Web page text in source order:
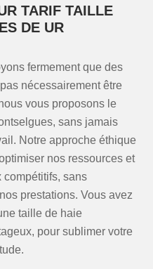
TARIF TAILLE
DE UR
fermement que des
nécessairement être
vous proposons le
sans jamais
Notre approche éthique
nos ressources et
compétitifs, sans
prestations. Vous avez
taille de haie
pour sublimer votre